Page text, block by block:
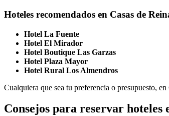
Hoteles recomendados en Casas de
Hotel La Fuente
Hotel El Mirador
Hotel Boutique Las Garzas
Hotel Plaza Mayor
Hotel Rural Los Almendros
Cualquiera que sea tu preferencia o presupuesto,
Consejos para reservar hoteles